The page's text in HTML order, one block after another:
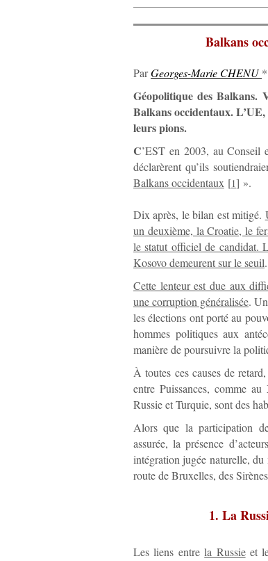
Balkans
ParGeorges-Marie CHENU
Géopolitique des Balkans.
Balkans occidentaux.
leurs pions.
C’EST en 2003, au Conseil
déclarèrent qu’ils
Balkans occidentaux [1] ».
Dix après, le bilan est mitigé.
un deuxième, la Croatie, le
le statut officiel de candidat.
Kosovo demeurent sur le seuil.
Cette lenteur est due aux
une corruption généralisée.
les élections ont porté au
hommes politiques aux
manière de poursuivre la
À toutes ces causes de
entre Puissances, comme
Russie et Turquie, sont des
Alors que la participation
assurée, la présence
intégration jugée naturelle,
route de Bruxelles, des
1. La
Les liens entrela Russieet